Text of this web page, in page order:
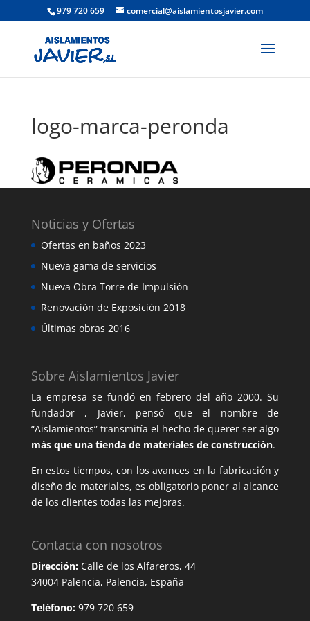
979 720 659 comercial@aislamientosjavier.com
logo-marca-peronda
Noticias y Ofertas
Ofertas en baños 2023
Nueva gama de servicios
Nueva Obra Torre de Impulsión
Renovación de Exposición 2018
Últimas obras 2016
Sobre Aislamientos Javier
La empresa se fundó en febrero del año 2000. Su
fundador , Javier, pensó que el nombre de
“Aislamientos” transmitía el hecho de querer ser algo
más que una tienda de materiales de construcción.
En estos tiempos, con los avances en la fabricación y
diseño de materiales, es obligatorio poner al alcance
de los clientes todas las mejoras.
Contacta con nosotros
Dirección:Calle de los Alfareros, 44
34004 Palencia, Palencia, España
Teléfono:979 720 659